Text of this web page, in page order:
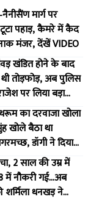
तो
कभी घर
28 में
की
रचाJul 30
मार्ग पर
पहाड़, कैमरे में कैद
मंजर, देंखें VIDEO
खंडित होने के बाद
तोड़फोड़, अब पुलिस
पर लिया बड़ा
का दरवाजा खोला
खोले बैठा था
डॉगी ने दिया
को इशारा
2 साल की उम्र में
में नौकरी गई...अब
शर्मिला धनखड़ ने